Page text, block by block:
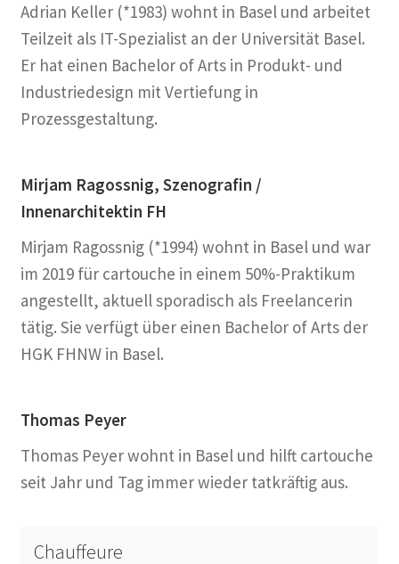
Adrian Keller (*1983) wohnt in Basel und arbeitet
Teilzeit als IT-Spezialist an der Universität Basel.
Er hat einen Bachelor of Arts in Produkt- und
Industriedesign mit Vertiefung in
Prozessgestaltung.
Mirjam Ragossnig, Szenografin /
Innenarchitektin FH
Mirjam Ragossnig (*1994) wohnt in Basel und war
im 2019 für cartouche in einem 50%-Praktikum
angestellt, aktuell sporadisch als Freelancerin
tätig. Sie verfügt über einen Bachelor of Arts der
HGK FHNW in Basel.
Thomas Peyer
Thomas Peyer wohnt in Basel und hilft cartouche
seit Jahr und Tag immer wieder tatkräftig aus.
Chauffeure